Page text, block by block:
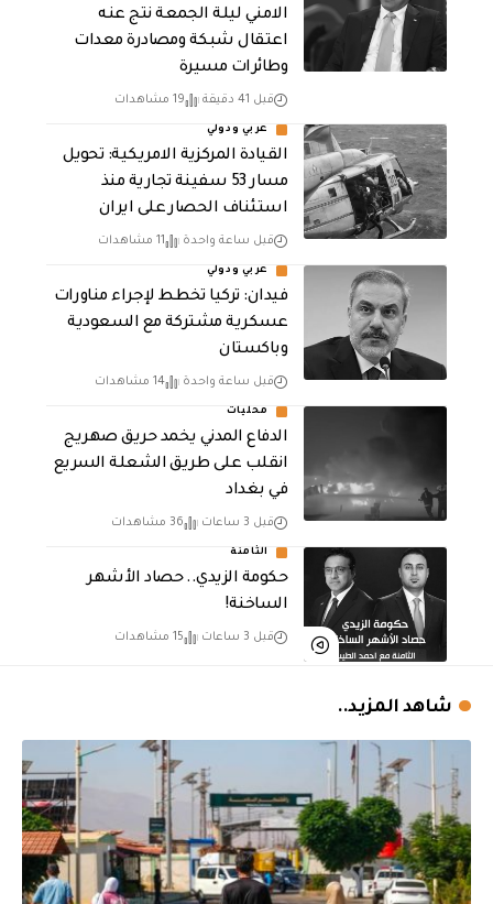
الامني ليلة الجمعة نتج عنه
اعتقال شبكة ومصادرة معدات
وطائرات مسيرة
قبل 41 دقيقة 19 مشاهدات
عربي ودولي
القيادة المركزية الامريكية: تحويل
مسار 53 سفينة تجارية منذ
استئناف الحصار على ايران
قبل ساعة واحدة 11 مشاهدات
عربي ودولي
فيدان: تركيا تخطط لإجراء مناورات
عسكرية مشتركة مع السعودية
وباكستان
قبل ساعة واحدة 14 مشاهدات
محليات
الدفاع المدني يخمد حريق صهريج
انقلب على طريق الشعلة السريع
في بغداد
قبل 3 ساعات 36 مشاهدات
الثامنة
حكومة الزيدي.. حصاد الأشهر
الساخنة!
قبل 3 ساعات 15 مشاهدات
شاهد المزيد..